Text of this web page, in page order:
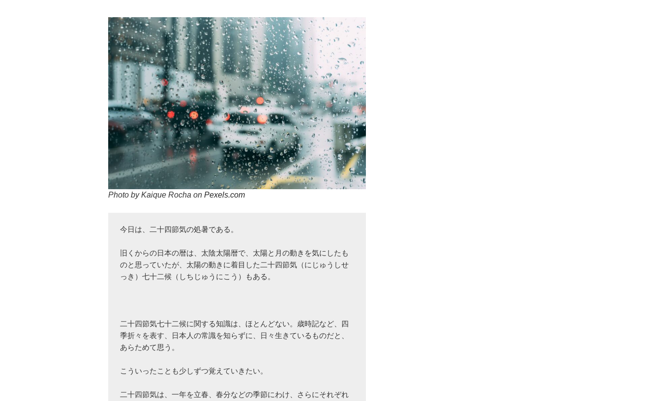
Photo by Kaique Rocha on Pexels.com
今日は、二十四節気の処暑である。
旧くからの日本の暦は、太陰太陽暦で、太陽と月の動きを気にしたも
のと思っていたが、太陽の動きに着目した二十四節気（にじゅうしせ
っき）七十二候（しちじゅうにこう）もある。
二十四節気七十二候に関する知識は、ほとんどない。歳時記など、四
季折々を表す、日本人の常識を知らずに、日々生きているものだと、
あらためて思う。
こういったことも少しずつ覚えていきたい。
二十四節気は、一年を立春、春分などの季節にわけ、さらにそれぞれ